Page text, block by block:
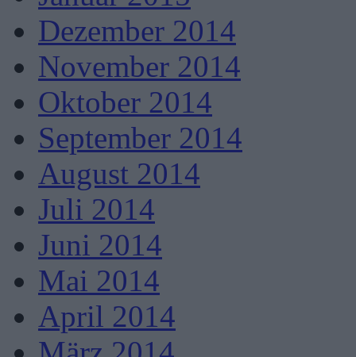
Dezember 2014
November 2014
Oktober 2014
September 2014
August 2014
Juli 2014
Juni 2014
Mai 2014
April 2014